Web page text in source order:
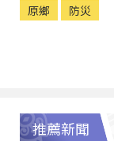
原鄉 防災
推薦新聞